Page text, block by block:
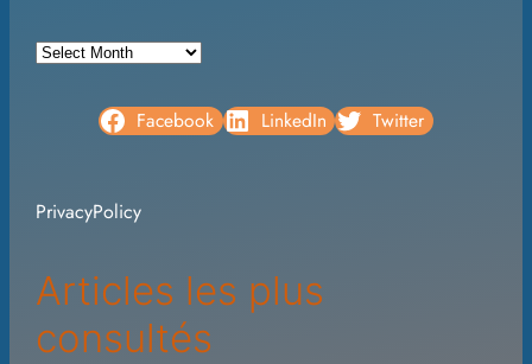
A
v
s
Facebook LinkedIn Twitter
PrivacyPolicy
Articles les plus
consultés